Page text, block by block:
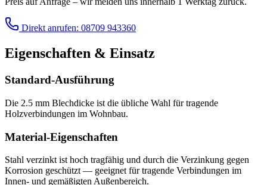
Direkt anrufen: 08709 943360
Eigenschaften & Einsatz
Standard-Ausführung
Die 2.5 mm Blechdicke ist die übliche Wahl für tragende
Holzverbindungen im Wohnbau.
Material-Eigenschaften
Stahl verzinkt ist hoch tragfähig und durch die Verzinkung gegen
Korrosion geschützt — geeignet für tragende Verbindungen im
Innen- und gemäßigten Außenbereich.